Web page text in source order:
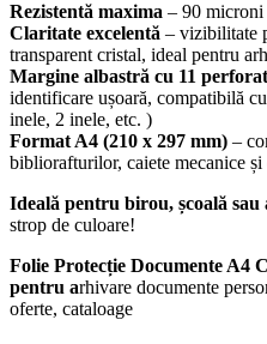
Rezistentă maxima – 90 microni
Claritate excelentă – vizibilitate
transparent cristal, ideal pentru
Margine albastră cu 11
identificare ușoară, compatibilă
inele, 2 inele, etc. )
Format A4 (210 x 297 mm) –
bibliorafturilor, caiete mecanice și
Ideală pentru birou, școală sau
strop de culoare!
Folie Protecție Documente A4
pentru arhivare documente
oferte, cataloage